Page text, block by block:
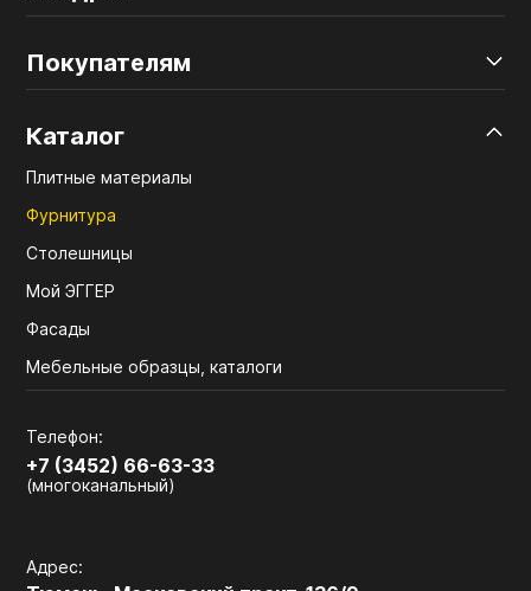
Покупателям
Каталог
Плитные материалы
Фурнитура
Столешницы
Мой ЭГГЕР
Фасады
Мебельные образцы, каталоги
Телефон:
+7 (3452) 66-63-33
(многоканальный)
Адрес: